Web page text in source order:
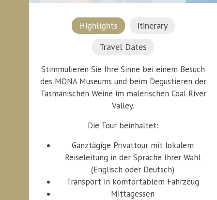
Highlights
Itinerary
Travel Dates
Stimmulieren Sie Ihre Sinne bei einem Besuch
des MONA Museums und beim Degustieren der
Tasmanischen Weine im malerischen Coal River
Valley.
Die Tour beinhaltet:
Ganztägige Privattour mit lokalem
Reiseleitung in der Sprache Ihrer Wahl
(Englisch oder Deutsch)
Transport in komfortablem Fahrzeug
Mittagessen